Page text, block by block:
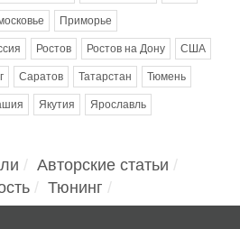
Приморье
Ростов Ростов на Дону США
Саратов Татарстан Тюмень
Якутия Ярославль
Авторские статьи
Тюнинг